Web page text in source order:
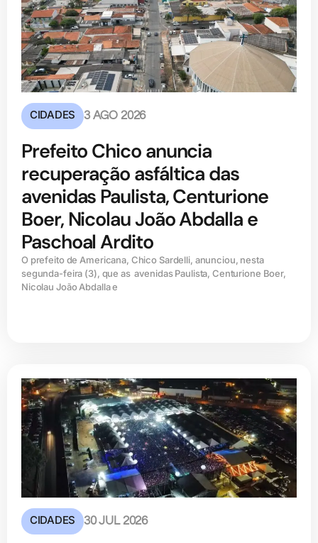
CIDADES 3 AGO 2026
Prefeito Chico anuncia
recuperação asfáltica das
avenidas Paulista, Centurione
Boer, Nicolau João Abdalla e
Paschoal Ardito
O prefeito de Americana, Chico Sardelli, anunciou, nesta
segunda-feira (3), que as avenidas Paulista, Centurione Boer,
Nicolau João Abdalla e
CIDADES 30 JUL 2026